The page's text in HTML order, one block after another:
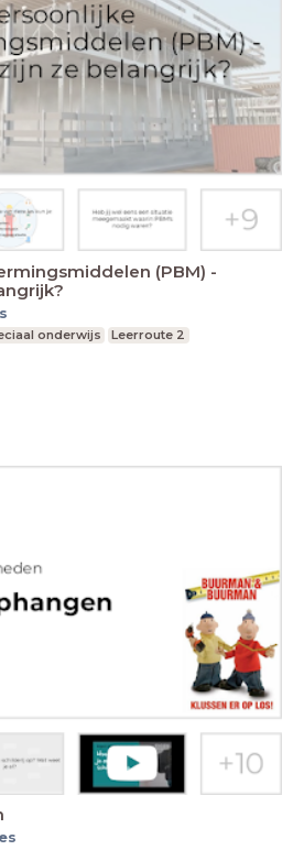
(PBM) -
onderwijs Leerroute 2